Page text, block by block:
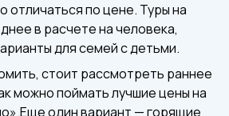
отличаться по цене. Туры на
в расчете на человека,
для семей с детьми.
стоит рассмотреть раннее
можно поймать лучшие цены на
один вариант — горящие